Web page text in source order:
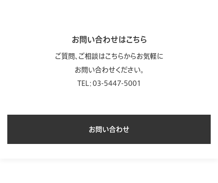
お問い合わせはこちら
ご質問、ご相談はこちらからお気軽に
お問い合わせください。
TEL：03-5447-5001
お問い合わせ